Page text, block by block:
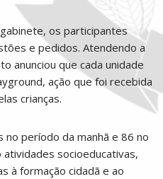
os participantes
e pedidos. Atendendo a
anunciou que cada unidade
ação que foi recebida
crianças.
no período da manhã e 86 no
socioeducativas,
à formação cidadã e ao